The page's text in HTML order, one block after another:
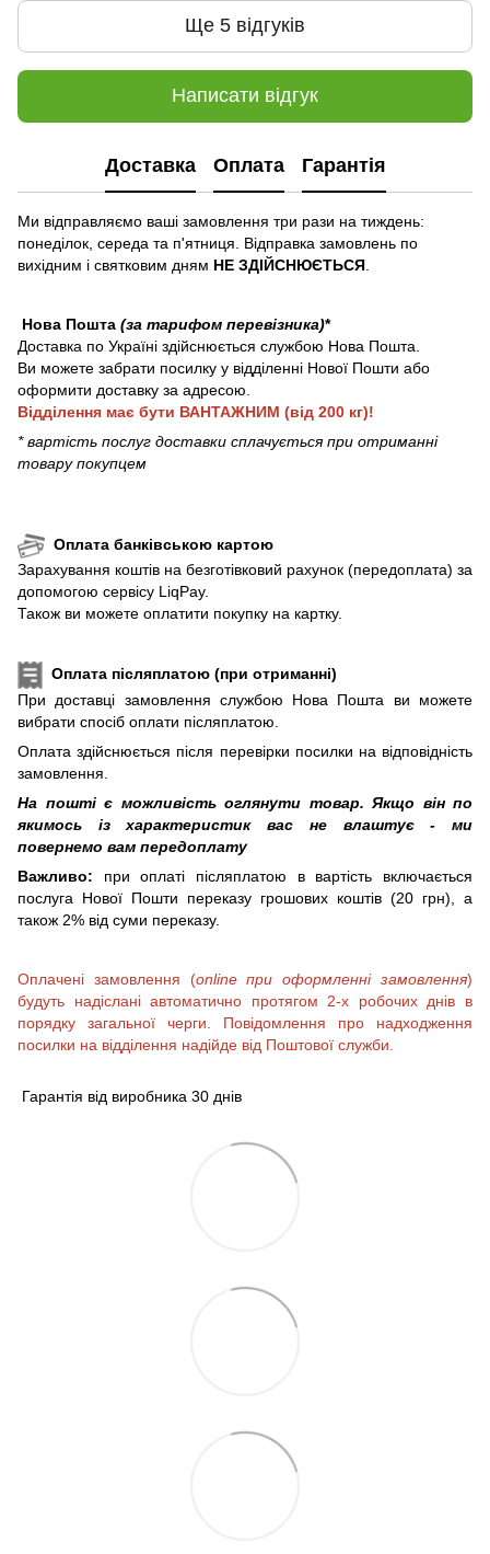
Ще 5 відгуків
Написати відгук
Доставка Оплата Гарантія
Ми відправляємо ваші замовлення три рази на тиждень:
понеділок, середа та п'ятниця. Відправка замовлень по
вихідним і святковим дням НЕ ЗДІЙСНЮЄТЬСЯ
Нова Пошта (за тарифом перевізника)*
Доставка по Україні здійснюється службою Нова Пошта.
Ви можете забрати посилку у відділенні Нової Пошти або
оформити доставку за адресою.
Відділення має бути ВАНТАЖНИМ (від 200 кг)!
* вартість послуг доставки сплачується при отриманні
товару покупцем
Оплата банківською картою
Зарахування коштів на безготівковий рахунок (передоплата) за
допомогою сервісу LiqPay.
Також ви можете оплатити покупку на картку.
Оплата післяплатою (при отриманні)
При доставці замовлення службою Нова Пошта ви можете
вибрати спосіб оплати післяплатою.
Оплата здійснюється після перевірки посилки на відповідність
замовлення.
На пошті є можливість оглянути товар. Якщо він по
якимось із характеристик вас не влаштує - ми
повернемо вам передоплату
Важливо: при оплаті післяплатою в вартість включається
послуга Нової Пошти переказу грошових коштів (20 грн), а
також 2% від суми переказу.
Оплачені замовлення (online при оформленні замовлення)
будуть надіслані автоматично протягом 2-х робочих днів в
порядку загальної черги. Повідомлення про надходження
посилки на відділення надійде від Поштової служби.
Гарантія від виробника 30 днів